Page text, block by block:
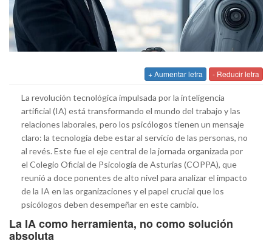
+ Aumentar letra - Reducir letra
La revolución tecnológica impulsada por la inteligencia
artificial (IA) está transformando el mundo del trabajo y las
relaciones laborales, pero los psicólogos tienen un mensaje
claro: la tecnología debe estar al servicio de las personas, no
al revés. Este fue el eje central de la jornada organizada por
el Colegio Oficial de Psicología de Asturias (COPPA), que
reunió a doce ponentes de alto nivel para analizar el impacto
de la IA en las organizaciones y el papel crucial que los
psicólogos deben desempeñar en este cambio.
La IA como herramienta, no como solución
absoluta